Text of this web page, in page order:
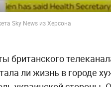
Sky News из Херсона
британского
ли жизнь в городе